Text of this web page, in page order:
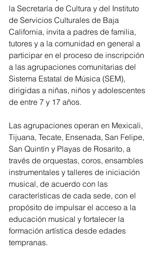
la Secretaría de Cultura y del Instituto
de Servicios Culturales de Baja
California, invita a padres de familia,
tutores y a la comunidad en general a
participar en el proceso de inscripción
a las agrupaciones comunitarias del
Sistema Estatal de Música (SEM),
dirigidas a niñas, niños y adolescentes
de entre 7 y 17 años.
Las agrupaciones operan en Mexicali,
Tijuana, Tecate, Ensenada, San Felipe,
San Quintín y Playas de Rosarito, a
través de orquestas, coros, ensambles
instrumentales y talleres de iniciación
musical, de acuerdo con las
características de cada sede, con el
propósito de impulsar el acceso a la
educación musical y fortalecer la
formación artística desde edades
tempranas.